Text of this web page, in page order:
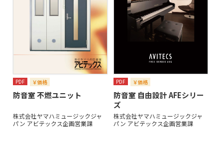
PDF ￥価格
防音室 不燃ユニット
株式会社ヤマハミュージックジャ
パン アビテックス企画営業課
PDF ￥価格
防音室 自由設計 AFEシリー
ズ
株式会社ヤマハミュージックジャ
パン アビテックス企画営業課